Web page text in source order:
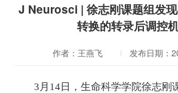
J Neurosci | 徐志刚课题组发
转换的转录后调控
作者：王燕飞 发布日期：
3 月 14日，生命科学学院徐志刚